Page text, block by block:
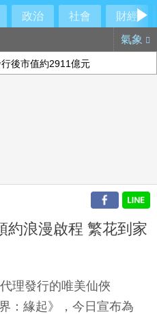
政治 社會
財經
氣象
後市值約2911億元
約浪漫啟程 繁花到家
理發行的唯美仙俠
：緣起》，今日宣布為